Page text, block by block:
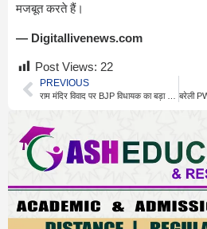
मजबूत करते हैं।
— Digitallivenews.com
Post Views: 22
PREVIOUS